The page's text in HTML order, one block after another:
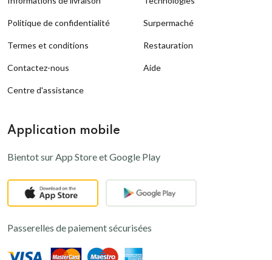
Politique de confidentialité
Termes et conditions
Contactez-nous
Centre d'assistance
Surpermaché
Restauration
Aide
Application mobile
Bientot sur App Store et Google Play
Passerelles de paiement sécurisées